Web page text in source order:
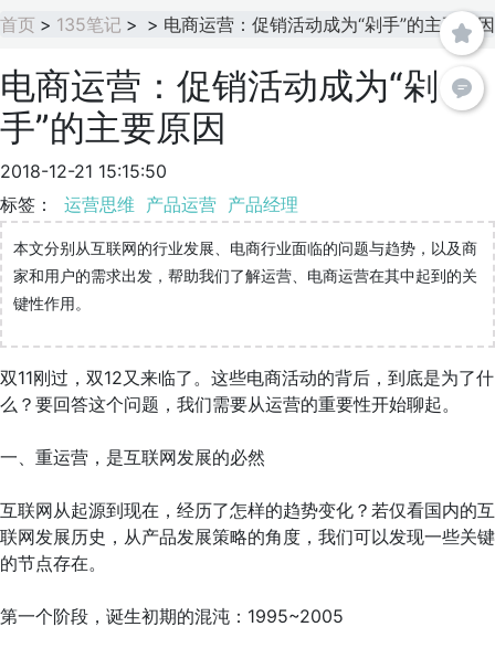
首页 > 135笔记 > > 电商运营：促销活动成为“剁手”的主要原因
电商运营：促销活动成为“剁
手”的主要原因
2018-12-21 15:15:50
标签： 运营思维 产品运营 产品经理
本文分别从互联网的行业发展、电商行业面临的问题与趋势，以及商
家和用户的需求出发，帮助我们了解运营、电商运营在其中起到的关
键性作用。
双11刚过，双12又来临了。这些电商活动的背后，到底是为了什
么？要回答这个问题，我们需要从运营的重要性开始聊起。
一、重运营，是互联网发展的必然
互联网从起源到现在，经历了怎样的趋势变化？若仅看国内的互
联网发展历史，从产品发展策略的角度，我们可以发现一些关键
的节点存在。
第一个阶段，诞生初期的混沌：1995~2005